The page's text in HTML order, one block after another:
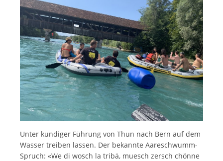
Unter kundiger Führung von Thun nach Bern auf dem
Wasser treiben lassen. Der bekannte Aareschwumm-
Spruch: «We di wosch la tribä, muesch zersch chönne